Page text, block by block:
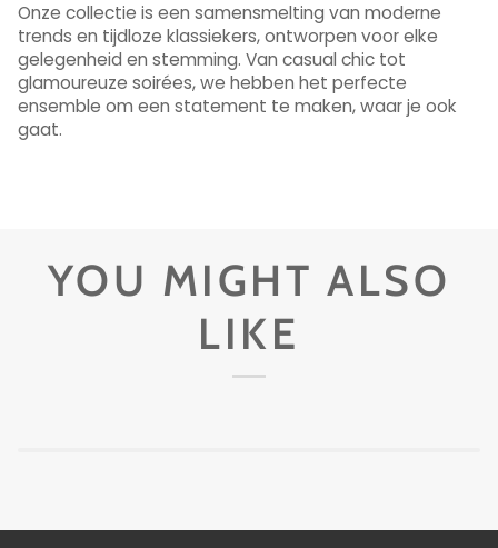
Onze collectie is een samensmelting van moderne
trends en tijdloze klassiekers, ontworpen voor elke
gelegenheid en stemming. Van casual chic tot
glamoureuze soirées, we hebben het perfecte
ensemble om een ​​statement te maken, waar je ook
gaat.
YOU MIGHT ALSO
LIKE